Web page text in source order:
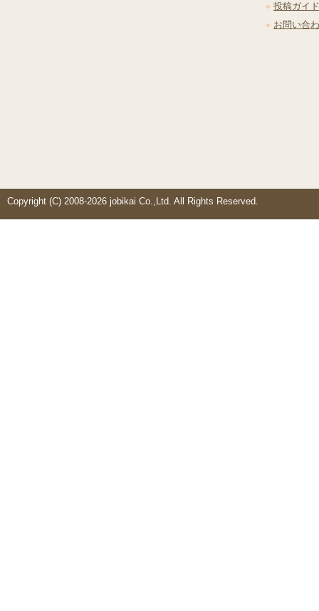
投稿ガイ
お問い合
Copyright (C) 2008-2026 jobikai Co.,Ltd. All Rights Reserved.